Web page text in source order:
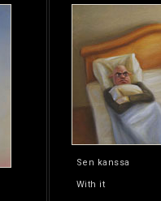
Sen kanssa
With it